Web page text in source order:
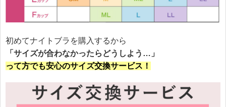
初めてナイトブラを購入するから
「サイズが合わなかったらどうしよう…」
って方でも安心のサイズ交換サービス！